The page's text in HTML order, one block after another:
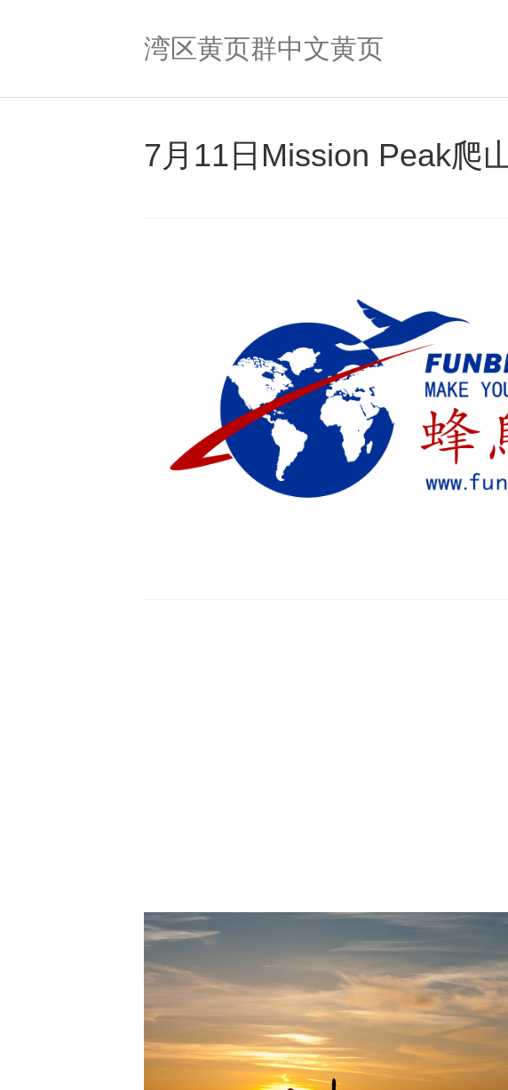
湾区黄页群中文黄页
7月11日Mission Peak爬